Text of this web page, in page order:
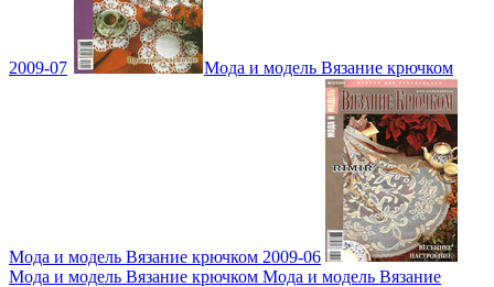
2009-07 Мода и модель Вязание крючком
Мода и модель Вязание крючком 2009-06
Мода и модель Вязание крючком Мода и модель Вязание